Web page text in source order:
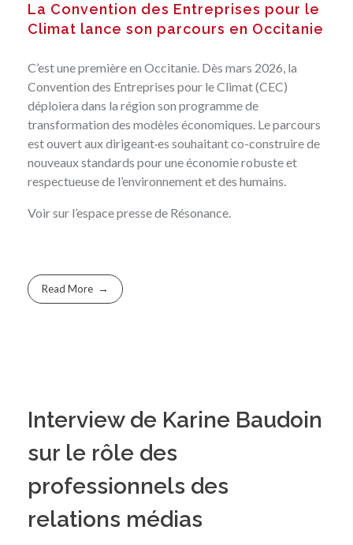
La Convention des Entreprises pour le
Climat lance son parcours en Occitanie
C’est une première en Occitanie. Dès mars 2026, la
Convention des Entreprises pour le Climat (CEC)
déploiera dans la région son programme de
transformation des modèles économiques. Le parcours
est ouvert aux dirigeant·es souhaitant co-construire de
nouveaux standards pour une économie robuste et
respectueuse de l’environnement et des humains.
Voir sur l’espace pressede Résonance.
Read More
Interview de Karine Baudoin
sur le rôle des
professionnels des
relations médias